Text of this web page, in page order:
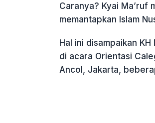
Caranya? Kyai Ma’ruf
memantapkan Islam
Hal ini disampaikan
di acara Orientasi
Ancol, Jakarta,